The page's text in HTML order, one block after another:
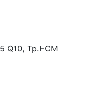
Q10, Tp.HCM